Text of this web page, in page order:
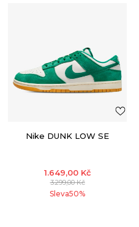
Nike DUNK LOW SE
1.649,00 Kč
3.299,00Kč
Sleva50%